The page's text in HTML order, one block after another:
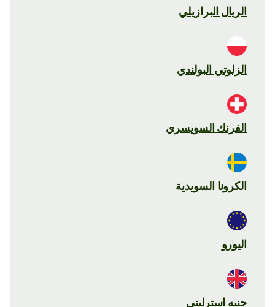
الريال البرازيلي
الزلوتي البولندي
الفرنك السويسري
الكرونا السويدية
اليورو
جنيه استرليني